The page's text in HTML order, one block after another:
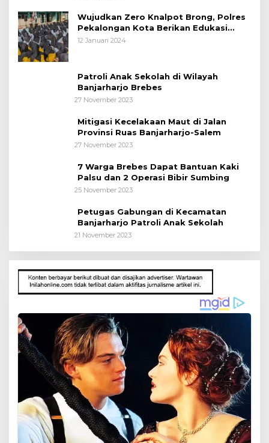
Wujudkan Zero Knalpot Brong, Polres
Pekalongan Kota Berikan Edukasi
Kepada Pelajar
12 Januari 2024
Patroli Anak Sekolah di Wilayah
Banjarharjo Brebes
27 November 2023
Mitigasi Kecelakaan Maut di Jalan
Provinsi Ruas Banjarharjo-Salem
27 November 2023
7 Warga Brebes Dapat Bantuan Kaki
Palsu dan 2 Operasi Bibir Sumbing
25 November 2023
Petugas Gabungan di Kecamatan
Banjarharjo Patroli Anak Sekolah
21 November 2023